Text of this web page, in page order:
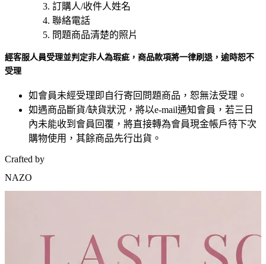
訂購人/收件人姓名
聯絡電話
問題商品清楚的照片
經客服人員受理並判定非人為瑕疵，商品款項將一律刷退，逾時恕不
受理
如會員未經受理即自行寄回問題商品，恕無法受理。
如遇商品斷貨/缺貨狀況，將以e-mail通知會員，若三日
內未能收到會員回覆，將直接轉為會員現金帳戶待下次
購物使用，其餘商品先行出貨。
Crafted by
NAZO